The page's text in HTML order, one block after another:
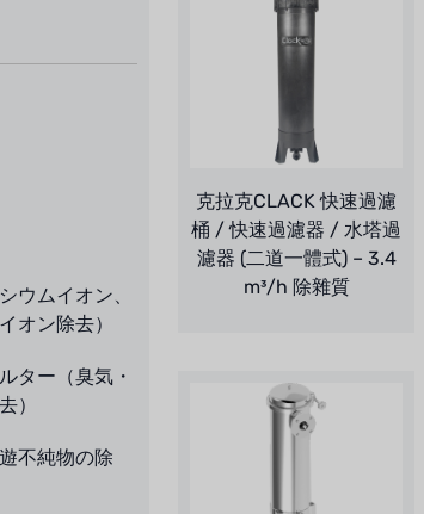
ウムイオン、
オン除去）
ター（臭気・
）
不純物の除
克拉克CLACK 快速過濾
桶 / 快速過濾器 / 水塔過
濾器 (二道一體式) – 3.4
m³/h 除雜質